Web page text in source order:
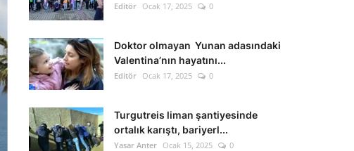
Editör Ocak 17, 2025 0
Doktor olmayan Yunan adasındaki
Valentina’nın hayatını...
Editör Ocak 17, 2025 0
Turgutreis liman şantiyesinde
ortalık karıştı, bariyerl...
Yasar Anter Ocak 15, 2025 0